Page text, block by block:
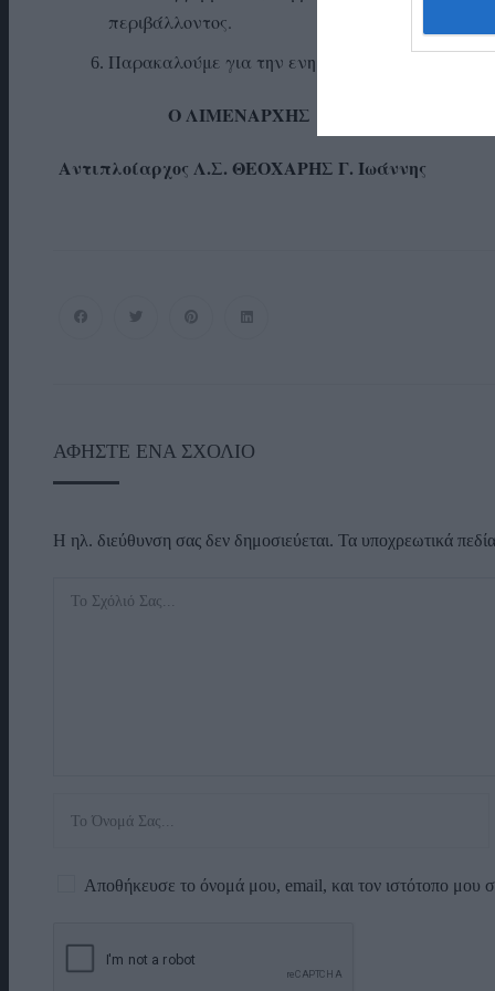
περιβάλλοντος.
Παρακαλούμε για την ενημέρωσή σας.
Ο ΛΙΜΕΝΑΡΧΗΣ
Αντιπλοίαρχος Λ.Σ. ΘΕΟΧΑΡΗΣ Γ. Ιωάννης
ΑΦΉΣΤΕ ΈΝΑ ΣΧΌΛΙΟ
Η ηλ. διεύθυνση σας δεν δημοσιεύεται. Τα υποχρεωτικά
Αποθήκευσε το όνομά μου, email, και τον ιστότοπο μου